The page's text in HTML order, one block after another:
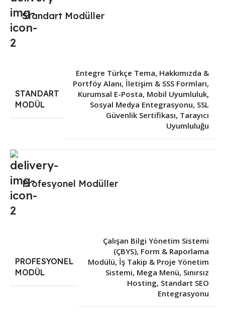
Standart Modüller
STANDART
MODÜL
Entegre Türkçe Tema, Hakkımızda &
Portföy Alanı, İletişim & SSS Formları,
Kurumsal E-Posta, Mobil Uyumluluk,
Sosyal Medya Entegrasyonu, SSL
Güvenlik Sertifikası, Tarayıcı
Uyumluluğu
Profesyonel Modüller
PROFESYONEL
MODÜL
Çalışan Bilgi Yönetim Sistemi
(ÇBYS), Form & Raporlama
Modülü, İş Takip & Proje Yönetim
Sistemi, Mega Menü, Sınırsız
Hosting, Standart SEO
Entegrasyonu